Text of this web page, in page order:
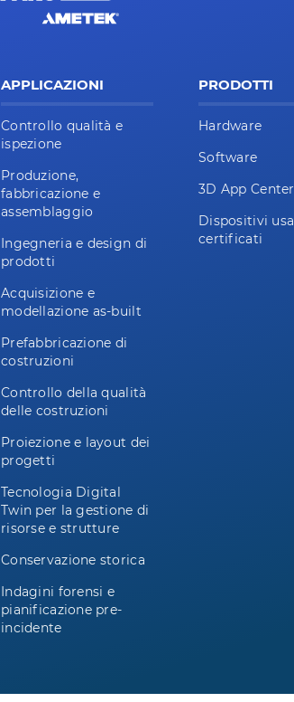
APPLICAZIONI
Controllo qualità e
ispezione
Produzione,
fabbricazione e
assemblaggio
Ingegneria e design di
prodotti
Acquisizione e
modellazione as-built
Prefabbricazione di
costruzioni
Controllo della qualità
delle costruzioni
Proiezione e layout dei
progetti
Tecnologia Digital
Twin per la gestione di
risorse e strutture
Conservazione storica
Indagini forensi e
pianificazione pre-
incidente
PRODOTTI
Hardware
Software
3D App Center
Dispositivi
certificati